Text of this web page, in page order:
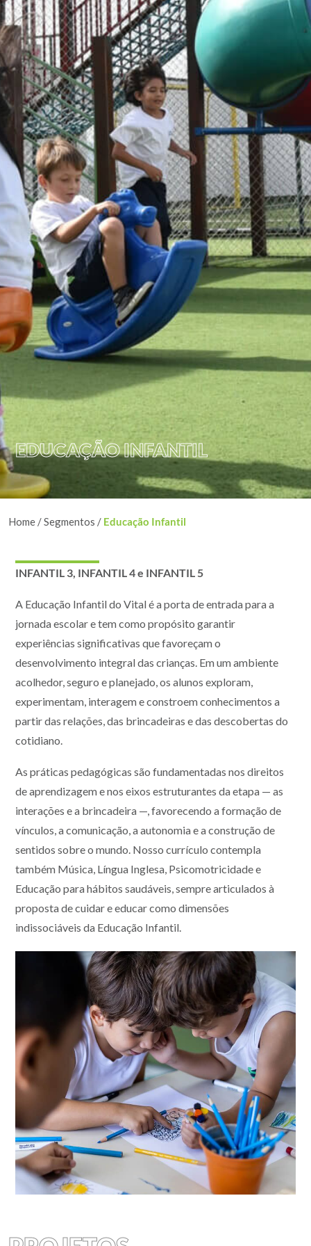
EDUCAÇÃO INFANTIL
Home /Segmentos / Educação Infantil
INFANTIL 3, INFANTIL 4 e INFANTIL 5
A Educação Infantil do Vital é a porta de entrada para a
jornada escolar e tem como propósito garantir
experiências significativas que favoreçam o
desenvolvimento integral das crianças. Em um ambiente
acolhedor, seguro e planejado, os alunos exploram,
experimentam, interagem e constroem conhecimentos a
partir das relações, das brincadeiras e das descobertas do
cotidiano.
As práticas pedagógicas são fundamentadas nos direitos
de aprendizagem e nos eixos estruturantes da etapa — as
interações e a brincadeira —, favorecendo a formação de
vínculos, a comunicação, a autonomia e a construção de
sentidos sobre o mundo. Nosso currículo contempla
também Música, Língua Inglesa, Psicomotricidade e
Educação para hábitos saudáveis, sempre articulados à
proposta de cuidar e educar como dimensões
indissociáveis da Educação Infantil.